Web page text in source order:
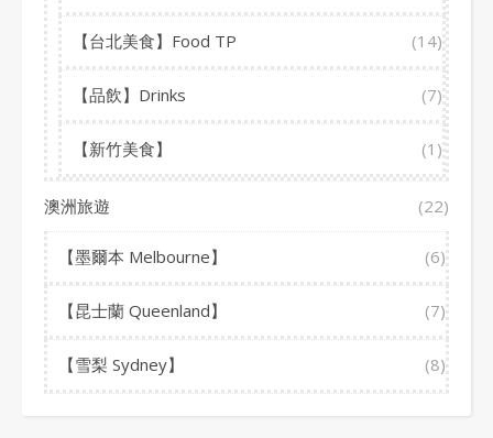
【台北美食】Food TP (14)
【品飲】Drinks (7)
【新竹美食】 (1)
澳洲旅遊 (22)
【墨爾本 Melbourne】 (6)
【昆士蘭 Queenland】 (7)
【雪梨 Sydney】 (8)